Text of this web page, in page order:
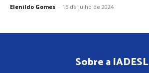
Elenildo Gomes - 15 de julho de 2024
Sobre a IADESL